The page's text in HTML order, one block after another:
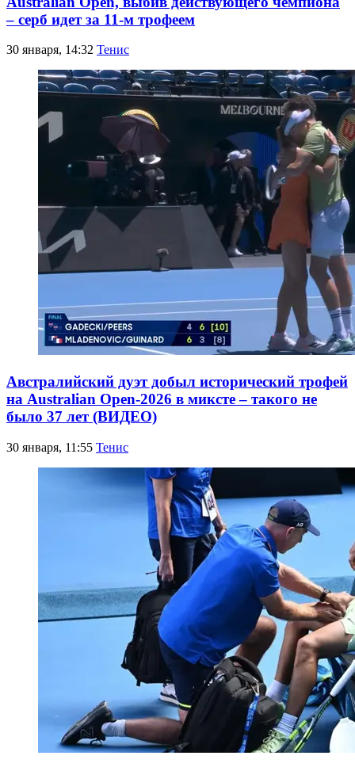
– серб идет за 11-м трофеем
30 января, 14:32 Тенис
Австралийский дуэт добыл исторический трофей
на Australian Open-2026 в миксте – такого не
было 37 лет (ВИДЕО)
30 января, 11:55 Тенис